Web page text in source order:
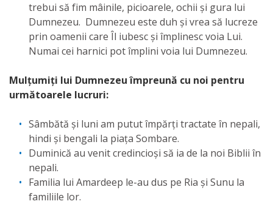
trebui să fim mâinile, picioarele, ochii și gura lui
Dumnezeu. Dumnezeu este duh și vrea să lucreze
prin oamenii care Îl iubesc și împlinesc voia Lui.
Numai cei harnici pot împlini voia lui Dumnezeu.
Mulțumiți lui Dumnezeu împreună cu noi pentru
următoarele lucruri:
Sâmbătă și luni am putut împărți tractate în nepali,
hindi și bengali la piața Sombare.
Duminică au venit credincioși să ia de la noi Biblii în
nepali.
Familia lui Amardeep le-au dus pe Ria și Sunu la
familiile lor.